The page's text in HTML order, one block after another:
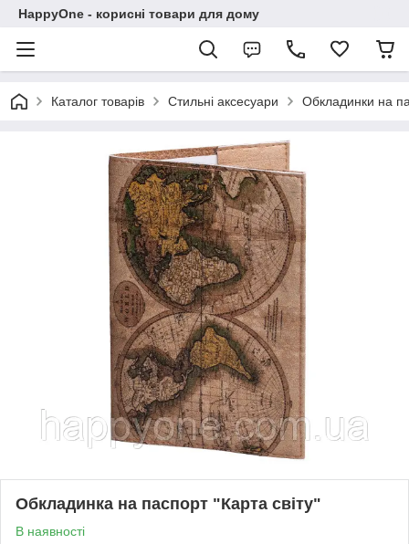
HappyOne - корисні товари для дому
Каталог товарів Стильні аксесуари Обкладинки на
Обкладинка на паспорт "Карта світу"
В наявності